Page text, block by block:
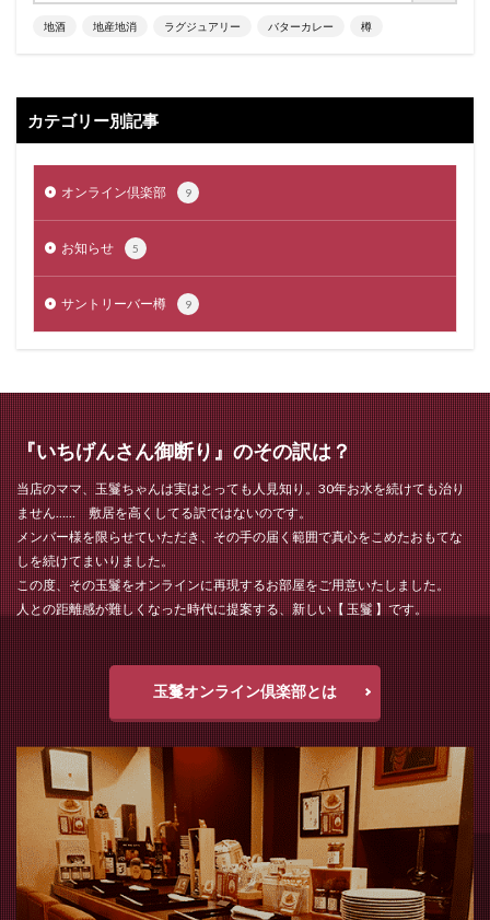
地酒 地産地消 ラグジュアリー バターカレー 樽
カテゴリー別記事
オンライン倶楽部 9
お知らせ 5
サントリーバー樽 9
『いちげんさん御断り』のその訳は？
当店のママ、玉鬘ちゃんは実はとっても人見知り。30年お水を続けても治り
ません…… 敷居を高くしてる訳ではないのです。
メンバー様を限らせていただき、その手の届く範囲で真心をこめたおもてな
しを続けてまいりました。
この度、その玉鬘をオンラインに再現するお部屋をご用意いたしました。
人との距離感が難しくなった時代に提案する、新しい【 玉鬘 】です。
玉鬘オンライン倶楽部とは